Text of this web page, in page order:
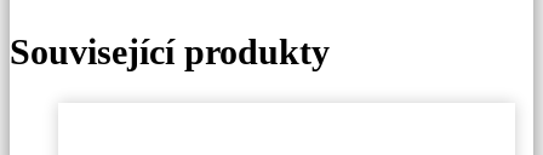
Související produkty